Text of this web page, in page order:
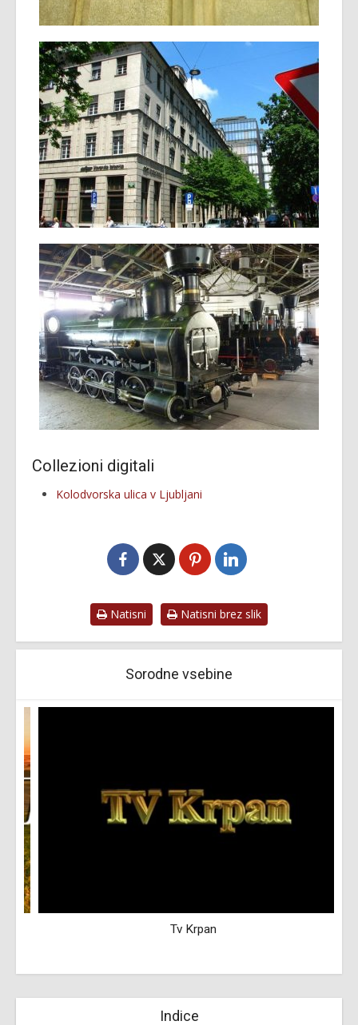
Collezioni digitali
Kolodvorska ulica v Ljubljani
Natisni Natisni brez slik
Sorodne vsebine
Tv Krpan
Indice